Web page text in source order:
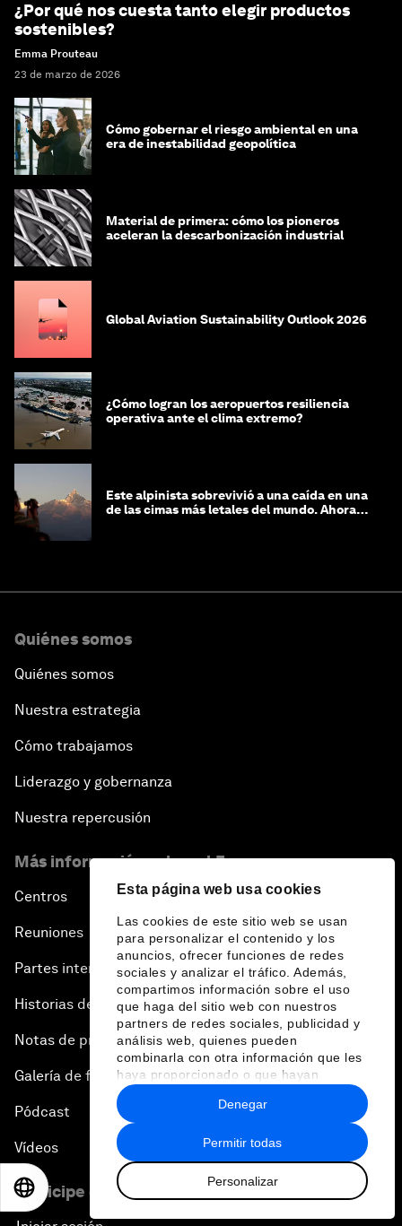
Esta página web usa cookies
Las cookies de este sitio web se usan
para personalizar el contenido y los
anuncios, ofrecer funciones de redes
sociales y analizar el tráfico. Además,
compartimos información sobre el uso
que haga del sitio web con nuestros
partners de redes sociales, publicidad y
análisis web, quienes pueden
combinarla con otra información que les
haya proporcionado o que hayan
recopilado a partir del uso que haya
hecho de sus servicios.
Permitir todas
Personalizar
Denegar
¿Por qué nos cuesta tanto elegir productos
sostenibles?
Emma Prouteau
23 de marzo de 2026
Cómo gobernar el riesgo ambiental en una
era de inestabilidad geopolítica
Material de primera: cómo los pioneros
aceleran la descarbonización industrial
Global Aviation Sustainability Outlook 2026
¿Cómo logran los aeropuertos resiliencia
operativa ante el clima extremo?
Este alpinista sobrevivió a una caída en una
de las cimas más letales del mundo. Ahora
Quiénes somos
Quiénes somos
Nuestra estrategia
Cómo trabajamos
Liderazgo y gobernanza
Nuestra repercusión
Más información sobre el Foro
Centros
Reuniones
Partes interesadas
Historias del Foro
Notas de prensa
Galería de fotos
Pódcast
Vídeos
Participe en el Foro
EN